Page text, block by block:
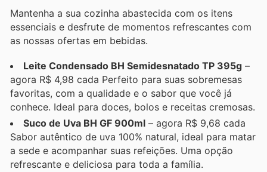
Mantenha a sua cozinha abastecida com os itens
essenciais e desfrute de momentos refrescantes com
as nossas ofertas em bebidas.
Leite Condensado BH Semidesnatado TP 395g –
agora R$ 4,98 cada Perfeito para suas sobremesas
favoritas, com a qualidade e o sabor que você já
conhece. Ideal para doces, bolos e receitas cremosas.
Suco de Uva BH GF 900ml – agora R$ 9,68 cada
Sabor autêntico de uva 100% natural, ideal para matar
a sede e acompanhar suas refeições. Uma opção
refrescante e deliciosa para toda a família.